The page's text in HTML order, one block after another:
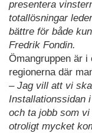
presentera
totallösningar
bättre för både
Fredrik Fondin.
Ömangruppen är
regionerna där
– Jag vill att vi
Installationssidan
och ta jobb som
otroligt mycket